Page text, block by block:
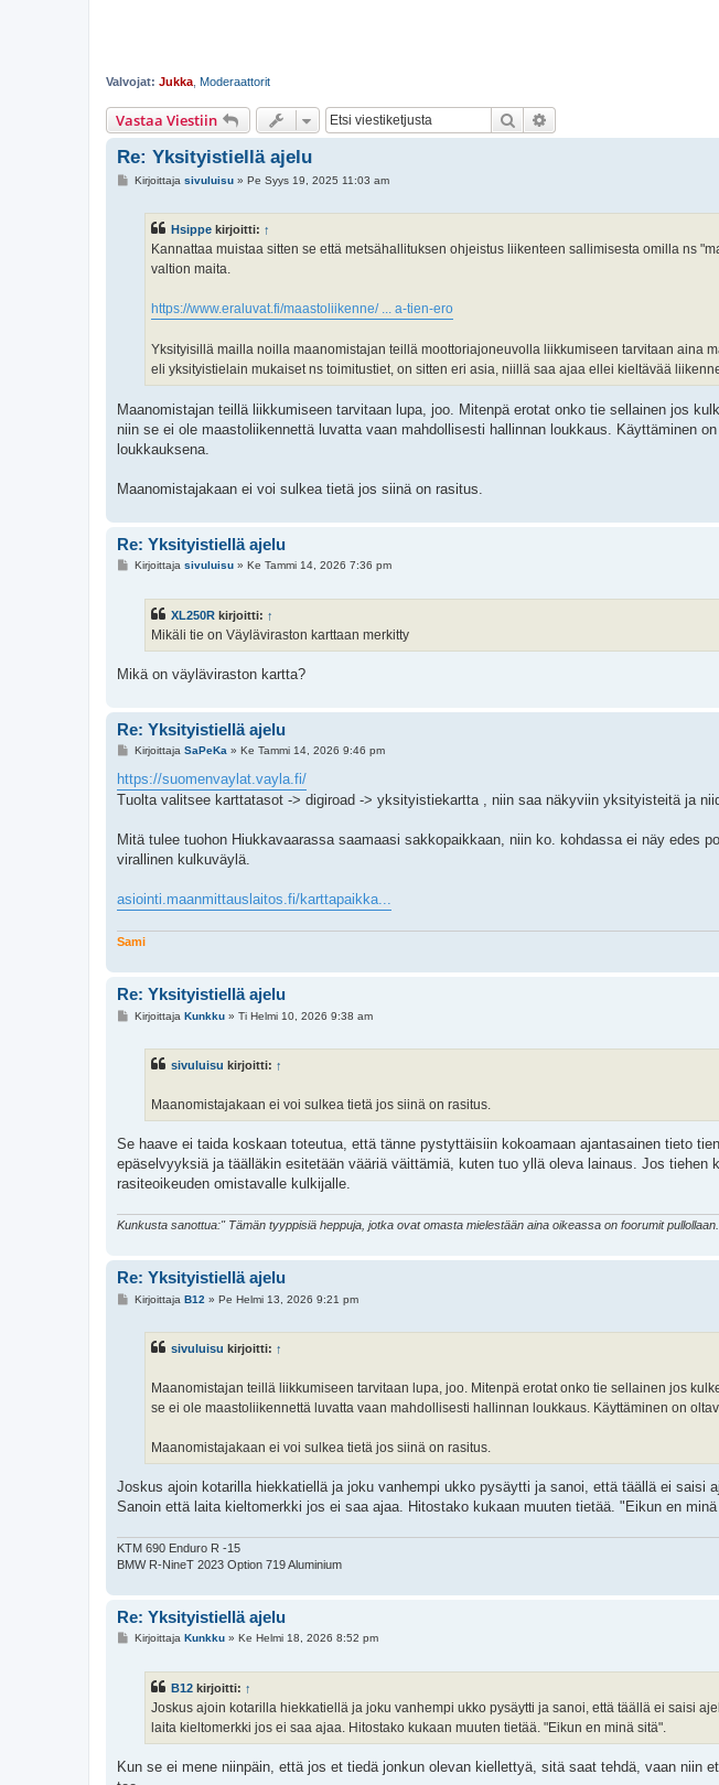
Valvojat: Jukka Moderaattorit
Vastaa Viestiin Etsi
Re: Yksityistiellä ajelu
VKirjoittaja sivuluisu» Pe Syys 19, 2025 11:03 am
Hsippe kirjoitti: ↑
Kannattaa muistaa sitten se että metsähallituksen ohjeistus liikenteen sallimisesta omilla ns
valtion maita.
https://www.eraluvat.fi/maastoliikenne/ ... a-tien-ero
Yksityisillä mailla noilla maanomistajan teillä moottoriajoneuvolla liikkumiseen tarvitaan aina
eli yksityistielain mukaiset ns toimitustiet, on sitten eri asia, niillä saa ajaa ellei kieltävää
Maanomistajan teillä liikkumiseen tarvitaan lupa, joo. Mitenpä erotat onko tie sellainen jos
niin se ei ole maastoliikennettä luvatta vaan mahdollisesti hallinnan loukkaus. Käyttäminen
loukkauksena.
Maanomistajakaan ei voi sulkea tietä jos siinä on rasitus.
Re: Yksityistiellä ajelu
VKirjoittaja sivuluisu» Ke Tammi 14, 2026 7:36 pm
XL250R kirjoitti: ↑
Mikäli tie on Väyläviraston karttaan merkitty
Mikä on väyläviraston kartta?
Re: Yksityistiellä ajelu
V
e
s
t
Kirjoittaja SaPeKa» Ke Tammi 14, 2026 9:46 pm
https://suomenvaylat.vayla.fi/
Tuolta valitsee karttatasot -> digiroad -> yksityistiekartta , niin saa näkyviin yksityisteitä ja
Mitä tulee tuohon Hiukkavaarassa saamaasi sakkopaikkaan, niin ko. kohdassa ei näy edes
virallinen kulkuväylä.
asiointi.maanmittauslaitos.fi/karttapaikka...
Sami
Re: Yksityistiellä ajelu
VKirjoittaja Kunkku» Ti Helmi 10, 2026 9:38 am
sivuluisu kirjoitti: ↑
Maanomistajakaan ei voi sulkea tietä jos siinä on rasitus.
Se haave ei taida koskaan toteutua, että tänne pystyttäisiin kokoamaan ajantasainen tieto
epäselvyyksiä ja täälläkin esitetään vääriä väittämiä, kuten tuo yllä oleva lainaus. Jos tiehen
rasiteoikeuden omistavalle kulkijalle.
Kunkusta sanottua:" Tämän tyyppisiä heppuja, jotka ovat omasta mielestään aina oikeassa on foorumit
Re: Yksityistiellä ajelu
VKirjoittaja B12 » Pe Helmi 13, 2026 9:21 pm
sivuluisu kirjoitti: ↑
Maanomistajan teillä liikkumiseen tarvitaan lupa, joo. Mitenpä erotat onko tie sellainen jos
se ei ole maastoliikennettä luvatta vaan mahdollisesti hallinnan loukkaus. Käyttäminen on
Maanomistajakaan ei voi sulkea tietä jos siinä on rasitus.
Joskus ajoin kotarilla hiekkatiellä ja joku vanhempi ukko pysäytti ja sanoi, että täällä ei saisi
Sanoin että laita kieltomerkki jos ei saa ajaa. Hitostako kukaan muuten tietää. "Eikun en
KTM 690 Enduro R -15
BMW R-NineT 2023 Option 719 Aluminium
Re: Yksityistiellä ajelu
VKirjoittaja Kunkku» Ke Helmi 18, 2026 8:52 pm
B12 kirjoitti: ↑
Joskus ajoin kotarilla hiekkatiellä ja joku vanhempi ukko pysäytti ja sanoi, että täällä ei saisi
laita kieltomerkki jos ei saa ajaa. Hitostako kukaan muuten tietää. "Eikun en minä sitä".
Kun se ei mene niinpäin, että jos et tiedä jonkun olevan kiellettyä, sitä saat tehdä, vaan niin